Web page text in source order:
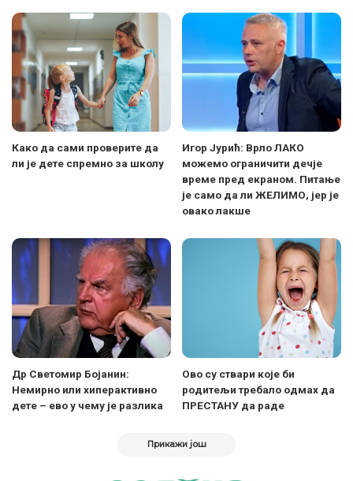
Како да сами проверите да
ли је дете спремно за школу
Игор Јурић: Врло ЛАКО
можемо ограничити дечје
време пред екраном. Питање
је само да ли ЖЕЛИМО, јер је
овако лакше
Др Светомир Бојанин:
Немирно или хиперактивно
дете – ево у чему је разлика
Ово су ствари које би
родитељи требало одмах да
ПРЕСТАНУ да раде
Прикажи још